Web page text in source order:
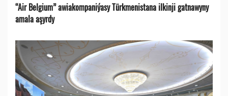
“Air Belgium” awiakompaniýasy Türkmenistana ilkinji gatnawyny
amala aşyrdy